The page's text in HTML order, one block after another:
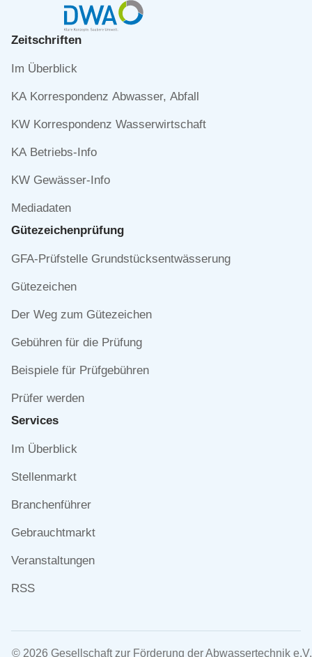
Zeitschriften
Navigation
Im Überblick
KA Korrespondenz Abwasser, Abfall
KW Korrespondenz Wasserwirtschaft
KA Betriebs-Info
KW Gewässer-Info
Mediadaten
Gütezeichen­prüfung
Navigation
GFA-Prüfstelle Grundstücksentwässerung
Gütezeichen
Der Weg zum Gütezeichen
Gebühren für die Prüfung
Beispiele für Prüfgebühren
Prüfer werden
Services
Navigation
Im Überblick
Stellenmarkt
Branchenführer
Gebrauchtmarkt
Veranstaltungen
RSS
© 2026 Gesellschaft zur Förderung der Abwassertechnik e.V.